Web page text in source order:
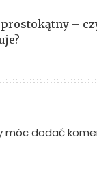
–
móc dodać